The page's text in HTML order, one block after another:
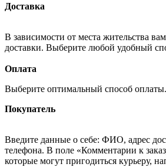
Доставка
В зависимости от места жительства
доставки. Выберите любой удобный
Оплата
Выберите оптимальный способ оплаты.
Покупатель
Введите данные о себе: ФИО, адрес
телефона. В поле «Комментарии к
которые могут пригодиться курьеру,